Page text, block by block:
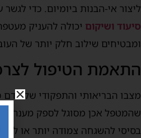
ליצור אי-הבנות ביומיום. כדי
סיעוד ושיקום יכולה להעניק
ומבטיחים שילוב חלק יותר של
התאמת הטיפול
מצבו הבריאותי והתפקודי של אדם
שהמטפל אכן מסוגל לספק מענה
בסיסי להשגחה צמודה יותר או